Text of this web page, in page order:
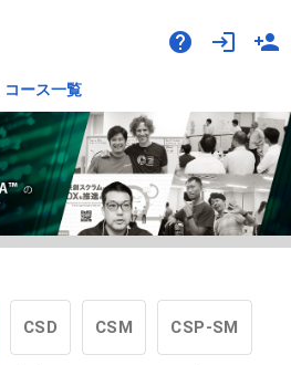
help login person_add
コース一覧
CSD CSM CSP-SM